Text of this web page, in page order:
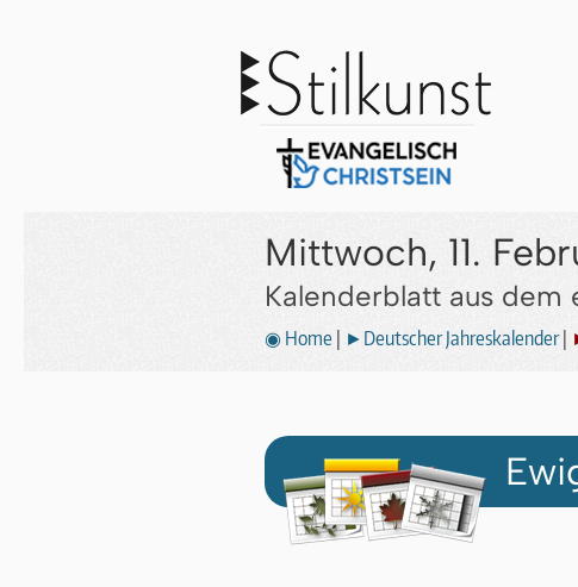
Mittwoch, 11.
Kalenderblatt aus dem
◉ Home ►Deutscher Jahreskalender|